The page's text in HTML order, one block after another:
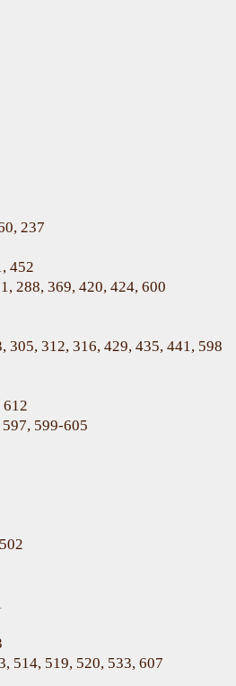
237
452
288, 369, 420, 424, 600
305, 312, 316, 429, 435, 441, 598
599-605
514, 519, 520, 533, 607